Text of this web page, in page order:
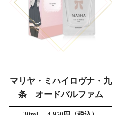
マリヤ・ミハイロヴナ・九
条 オードパルファム